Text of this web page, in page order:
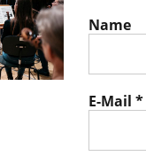
Name
E-Mail *